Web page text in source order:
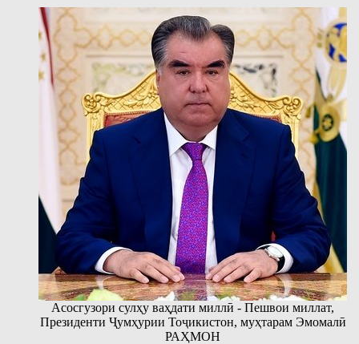
Асосгузори сулҳу ваҳдати миллӣ - Пешвои миллат,
Президенти Ҷумҳурии Тоҷикистон, муҳтарам Эмомалӣ
РАҲМОН